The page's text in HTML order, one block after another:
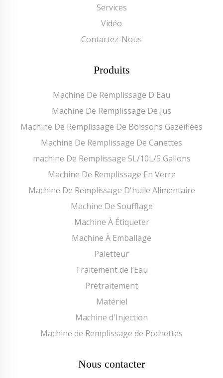
Services
Vidéo
Contactez-Nous
Produits
Machine De Remplissage D'Eau
Machine De Remplissage De Jus
Machine De Remplissage De Boissons Gazéifiées
Machine De Remplissage De Canettes
machine De Remplissage 5L/10L/5 Gallons
Machine De Remplissage En Verre
Machine De Remplissage D'huile Alimentaire
Machine De Soufflage
Machine À Étiqueter
Machine À Emballage
Paletteur
Traitement de l’Eau
Prétraitement
Matériel
Machine d'Injection
Machine de Remplissage de Pochettes
Nous contacter